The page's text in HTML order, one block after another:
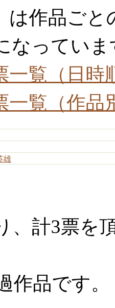
は作品ご
なっていま
一覧（日時
一覧（作品
雄
、計3票を
作品です。